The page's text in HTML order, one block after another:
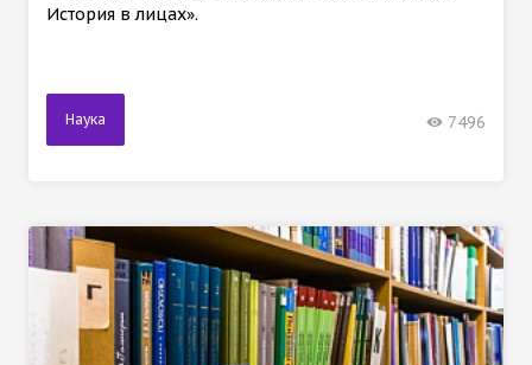
История в лицах».
Наука 7496